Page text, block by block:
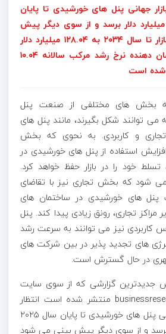
جهانی پنل‌ های خورشیدی تا پایان
سال ۲۰۲۵ به ۵۴.۵۰ میلیارد دلار برسد و از سوی دیگر پیش‌
بینی می‌ شود اندازه بازار تا سال ۲۰۳۴ به ۱۲۸.۰۴ میلیارد دلار
برسد که این رقم نشان‌ دهنده نرخ رشد مرکب سالانه ۱۰.۰۴
شده است
بخش‌ های مختلفی از صنعت پنل
‌توانند شکل بگیرند، مانند پنل‌ های
و کاربردی. به نحوی که بخش
استفاده از پنل‌ های خورشیدی در
تسلط خود را در بازار حفظ خواهد کرد.
شود که بخش تجاری نیز با تقاضای
های خورشیدی در ساختمان ‌های
مراکز تجاری، رونق زیادی پیدا کند. پنل‌
کاربردی نیز می‌ توانند به سرعت رشد
انرژی‌ های تجدید پذیر در بین شرکت ‌های
در حال گسترش است.
جدیدترین گزارشی که از سوی سایت
تحقیقی businessresearchinsights منتشر شده است انتظار
می رود اندازه بازار جهانی پنل‌ های خورشیدی تا پایان سال ۲۰۲۵
دلار برسد و از سوی دیگر پیش‌ بینی می‌ شود